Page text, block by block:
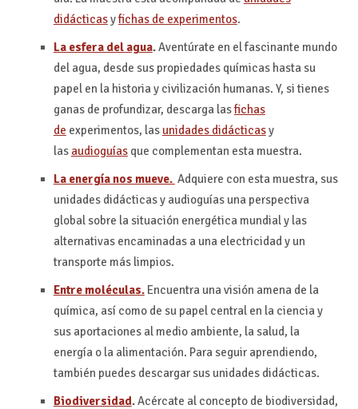
didácticasyfichas de experimentos.
La esfera del agua.Aventúrate en el fascinante mundo
del agua, desde sus propiedades químicas hasta su
papel en la historia y civilización humanas. Y, si tienes
ganas de profundizar, descarga lasfichas
de experimentos, las unidades didácticasy
las audioguíasque complementan esta muestra.
La energía nos mueve. Adquiere con esta muestra, sus
unidades didácticas y audioguías una perspectiva
global sobre la situación energética mundial y las
alternativas encaminadas a una electricidad y un
transporte más limpios.
Entre moléculas.Encuentra una visión amena de la
química, así como de su papel central en la ciencia y
sus aportaciones al medio ambiente, la salud, la
energía o la alimentación. Para seguir aprendiendo,
también puedes descargar sus unidades didácticas.
Biodiversidad.Acércate al concepto de biodiversidad,